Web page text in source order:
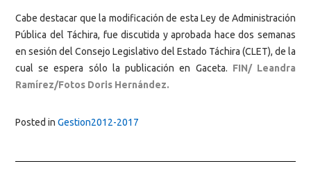
Cabe destacar que la modificación de esta Ley de Administración
Pública del Táchira, fue discutida y aprobada hace dos semanas
en sesión del Consejo Legislativo del Estado Táchira (CLET), de la
cual se espera sólo la publicación en Gaceta. FIN/ Leandra
Ramírez/Fotos Doris Hernández.
Posted in Gestion2012-2017